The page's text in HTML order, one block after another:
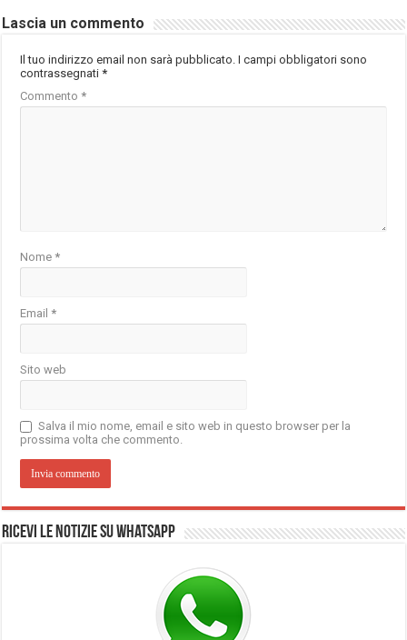
Lascia un commento
Il tuo indirizzo email non sarà pubblicato. I campi obbligatori sono
contrassegnati*
Commento*
Nome*
Email*
Sito web
Salva il mio nome, email e sito web in questo browser per la
prossima volta che commento.
Ricevi le notizie su Whatsapp